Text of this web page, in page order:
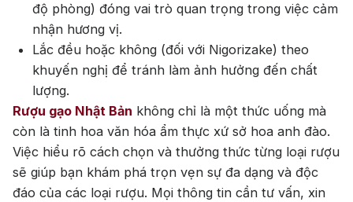
Ưu đãi hot
+ Ưu đãi giữa năm: Ngập tràn quà
tặng, gi rượu siêu hấp dẫn
+ Nhà cung cấp uy tín
độ phòng) đóng vai trò quan trọng trong việc cảm
nhận hương vị.
Lắc đều hoặc không (đối với Nigorizake) theo
khuyến nghị để tránh làm ảnh hưởng đến chất
lượng.
Rượu gạo Nhật Bản không chỉ là một thức uống mà
còn là tinh hoa văn hóa ẩm thực xứ sở hoa anh đào.
Việc hiểu rõ cách chọn và thưởng thức từng loại rượu
sẽ giúp bạn khám phá trọn vẹn sự đa dạng và độc
đáo của các loại rượu. Mọi thông tin cần tư vấn, xin